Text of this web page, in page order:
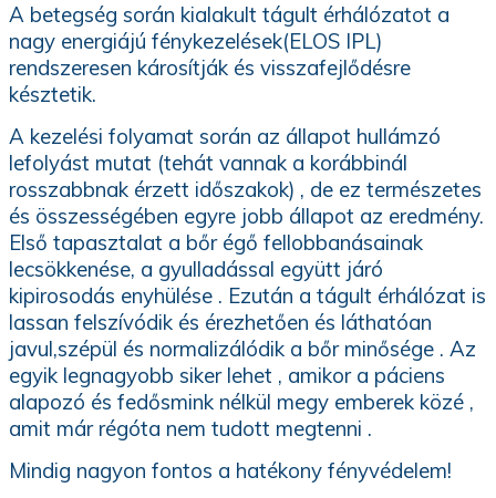
A betegség során kialakult tágult érhálózatot a
nagy energiájú fénykezelések(ELOS IPL)
rendszeresen károsítják és visszafejlődésre
késztetik.
A kezelési folyamat során az állapot hullámzó
lefolyást mutat (tehát vannak a korábbinál
rosszabbnak érzett időszakok) , de ez természetes
és összességében egyre jobb állapot az eredmény.
Első tapasztalat a bőr égő fellobbanásainak
lecsökkenése, a gyulladással együtt járó
kipirosodás enyhülése . Ezután a tágult érhálózat is
lassan felszívódik és érezhetően és láthatóan
javul,szépül és normalizálódik a bőr minősége . Az
egyik legnagyobb siker lehet , amikor a páciens
alapozó és fedősmink nélkül megy emberek közé ,
amit már régóta nem tudott megtenni .
Mindig nagyon fontos a hatékony fényvédelem!